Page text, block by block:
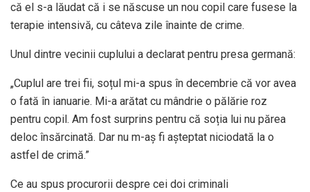
că el s-a lăudat că i se născuse un nou copil care fusese la
terapie intensivă, cu câteva zile înainte de crime.
Unul dintre vecinii cuplului a declarat pentru presa germană:
„Cuplul are trei fii, soțul mi-a spus în decembrie că vor avea
o fată în ianuarie. Mi-a arătat cu mândrie o pălărie roz
pentru copil. Am fost surprins pentru că soția lui nu părea
deloc însărcinată. Dar nu m-aș fi așteptat niciodată la o
astfel de crimă.”
Ce au spus procurorii despre cei doi criminali